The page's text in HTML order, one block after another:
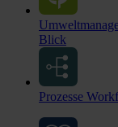
Blick
Prozesse